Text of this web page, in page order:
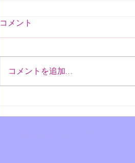
コメント
コメントを追加…